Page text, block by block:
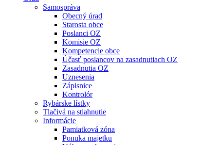
Samospráva
Obecný úrad
Starosta obce
Poslanci OZ
Komisie OZ
Kompetencie obce
Účasť poslancov na zasadnutiach OZ
Zasadnutia OZ
Uznesenia
Zápisnice
Kontrolór
Rybárske lístky
Tlačivá na stiahnutie
Informácie
Pamiatková zóna
Ponuka majetku